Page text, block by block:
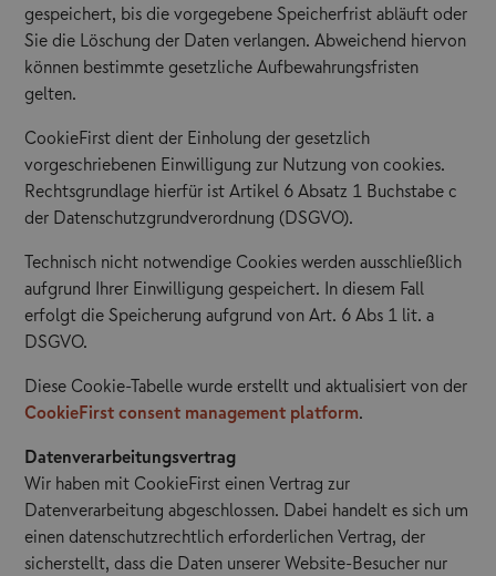
gespeichert, bis die vorgegebene Speicherfrist abläuft oder
Sie die Löschung der Daten verlangen. Abweichend hiervon
können bestimmte gesetzliche Aufbewahrungsfristen
gelten.
CookieFirst dient der Einholung der gesetzlich
vorgeschriebenen Einwilligung zur Nutzung von cookies.
Rechtsgrundlage hierfür ist Artikel 6 Absatz 1 Buchstabe c
der Datenschutzgrundverordnung (DSGVO).
Technisch nicht notwendige Cookies werden ausschließlich
aufgrund Ihrer Einwilligung gespeichert. In diesem Fall
erfolgt die Speicherung aufgrund von Art. 6 Abs 1 lit. a
DSGVO.
Diese Cookie-Tabelle wurde erstellt und aktualisiert von der
CookieFirst consent management platform.
Datenverarbeitungsvertrag
Wir haben mit CookieFirst einen Vertrag zur
Datenverarbeitung abgeschlossen. Dabei handelt es sich um
einen datenschutzrechtlich erforderlichen Vertrag, der
sicherstellt, dass die Daten unserer Website-Besucher nur